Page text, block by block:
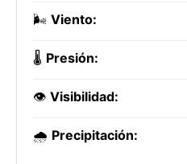
🌬️ Viento:
🌡️ Presión:
👁️ Visibilidad:
🌧️ Precipitación: